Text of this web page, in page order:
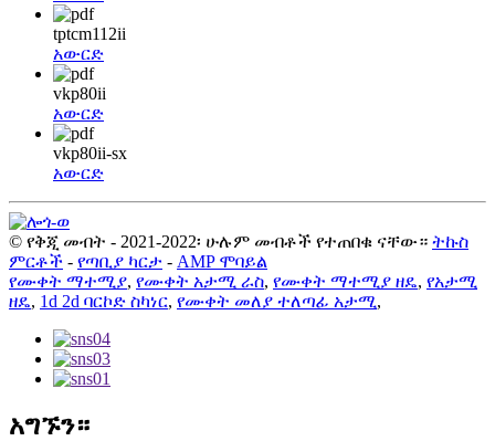
tptcm112ii
አውርድ
vkp80ii
አውርድ
vkp80ii-sx
አውርድ
© የቅጂ መብት - 2021-2022፡ ሁሉም መብቶች የተጠበቁ ናቸው። ትኩስ
ምርቶች - የጣቢያ ካርታ - AMP ሞባይል
የሙቀት ማተሚያ, የሙቀት አታሚ ራስ, የሙቀት ማተሚያ ዘዴ, የአታሚ
ዘዴ, 1d 2d ባርኮድ ስካነር, የሙቀት መለያ ተለጣፊ አታሚ,
አግኙን።